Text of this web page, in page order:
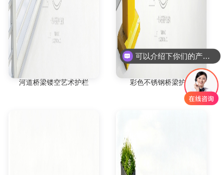
河道桥梁镂空艺术护栏 彩色不锈钢桥梁护栏
可以介绍下你们的产品么